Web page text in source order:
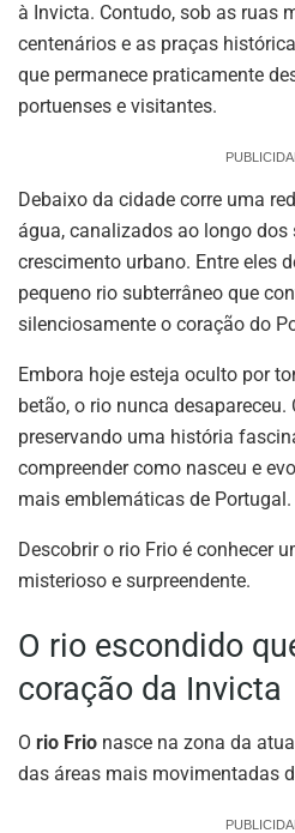
à Invicta. Contudo, sob as ruas
centenários e as praças
que permanece praticamente
portuenses e visitantes.
Debaixo da cidade corre uma
água, canalizados ao longo
crescimento urbano. Entre eles
pequeno rio subterrâneo que
silenciosamente o coração do
Embora hoje esteja oculto por
betão, o rio nunca desapareceu.
preservando uma história
compreender como nasceu e
mais emblemáticas de Portugal.
Descobrir o rio Frio é conhecer
misterioso e surpreendente.
O rio escondido
coração da Invicta
O rio Frio nasce na zona da
das áreas mais movimentadas